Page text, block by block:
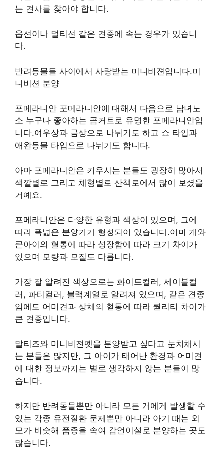
는 견사를 찾아야 합니다.
옵션이나 멀티션 같은 견종에 속는 경우가 있습니
다.
반려동물들 사이에서 사랑받는 미니비젼입니다.미
니비션 분양
포메라니안 포메라니안에 대해서 다음으로 남녀노
소 누구나 좋아하는 곰커트로 유명한 포메라니안입
니다.여우상과 곰상으로 나뉘기도 하고 쇼 타입과
애완동물 타입으로 나뉘기도 합니다.
아마 포메라니안은 키우시는 분들도 굉장히 많아서
색깔별로 그리고 체형별로 산책로에서 많이 보셨을
거예요.
포메라니안은 다양한 유형과 색상이 있으며, 그에
따라 폭넓은 분양가가 형성되어 있습니다.어미 개와
큰아이의 혈통에 따라 성장함에 따라 크기 차이가
있으며 모량과 모질도 다릅니다.
가장 잘 알려진 색상으로는 화이트컬러, 세이블컬
러, 파티컬러, 블랙계열로 알려져 있으며, 같은 견종
임에도 어미견과 상체의 혈통에 따라 퀄리티 차이가
큰 견종입니다.
말티즈와 미니비젼펫을 분양받고 싶다고 눈치채시
는 분들은 많지만, 그 아이가 태어난 환경과 어미견
에 대한 정보까지는 별로 생각하지 않는 분들이 많
습니다.
하지만 반려동물뿐만 아니라 모든 개에게 발생할 수
있는 각종 유전질환 문제뿐만 아니라 아기 때는 외
모가 비슷해 품종을 속여 감언이설로 분양하는 곳도
많습니다.